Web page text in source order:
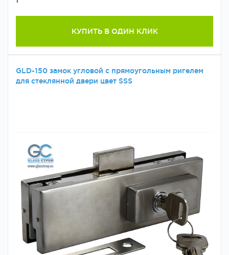
КУПИТЬ В ОДИН КЛИК
GLD-150 замок угловой с прямоугольным ригелем
для стеклянной двери цвет SSS